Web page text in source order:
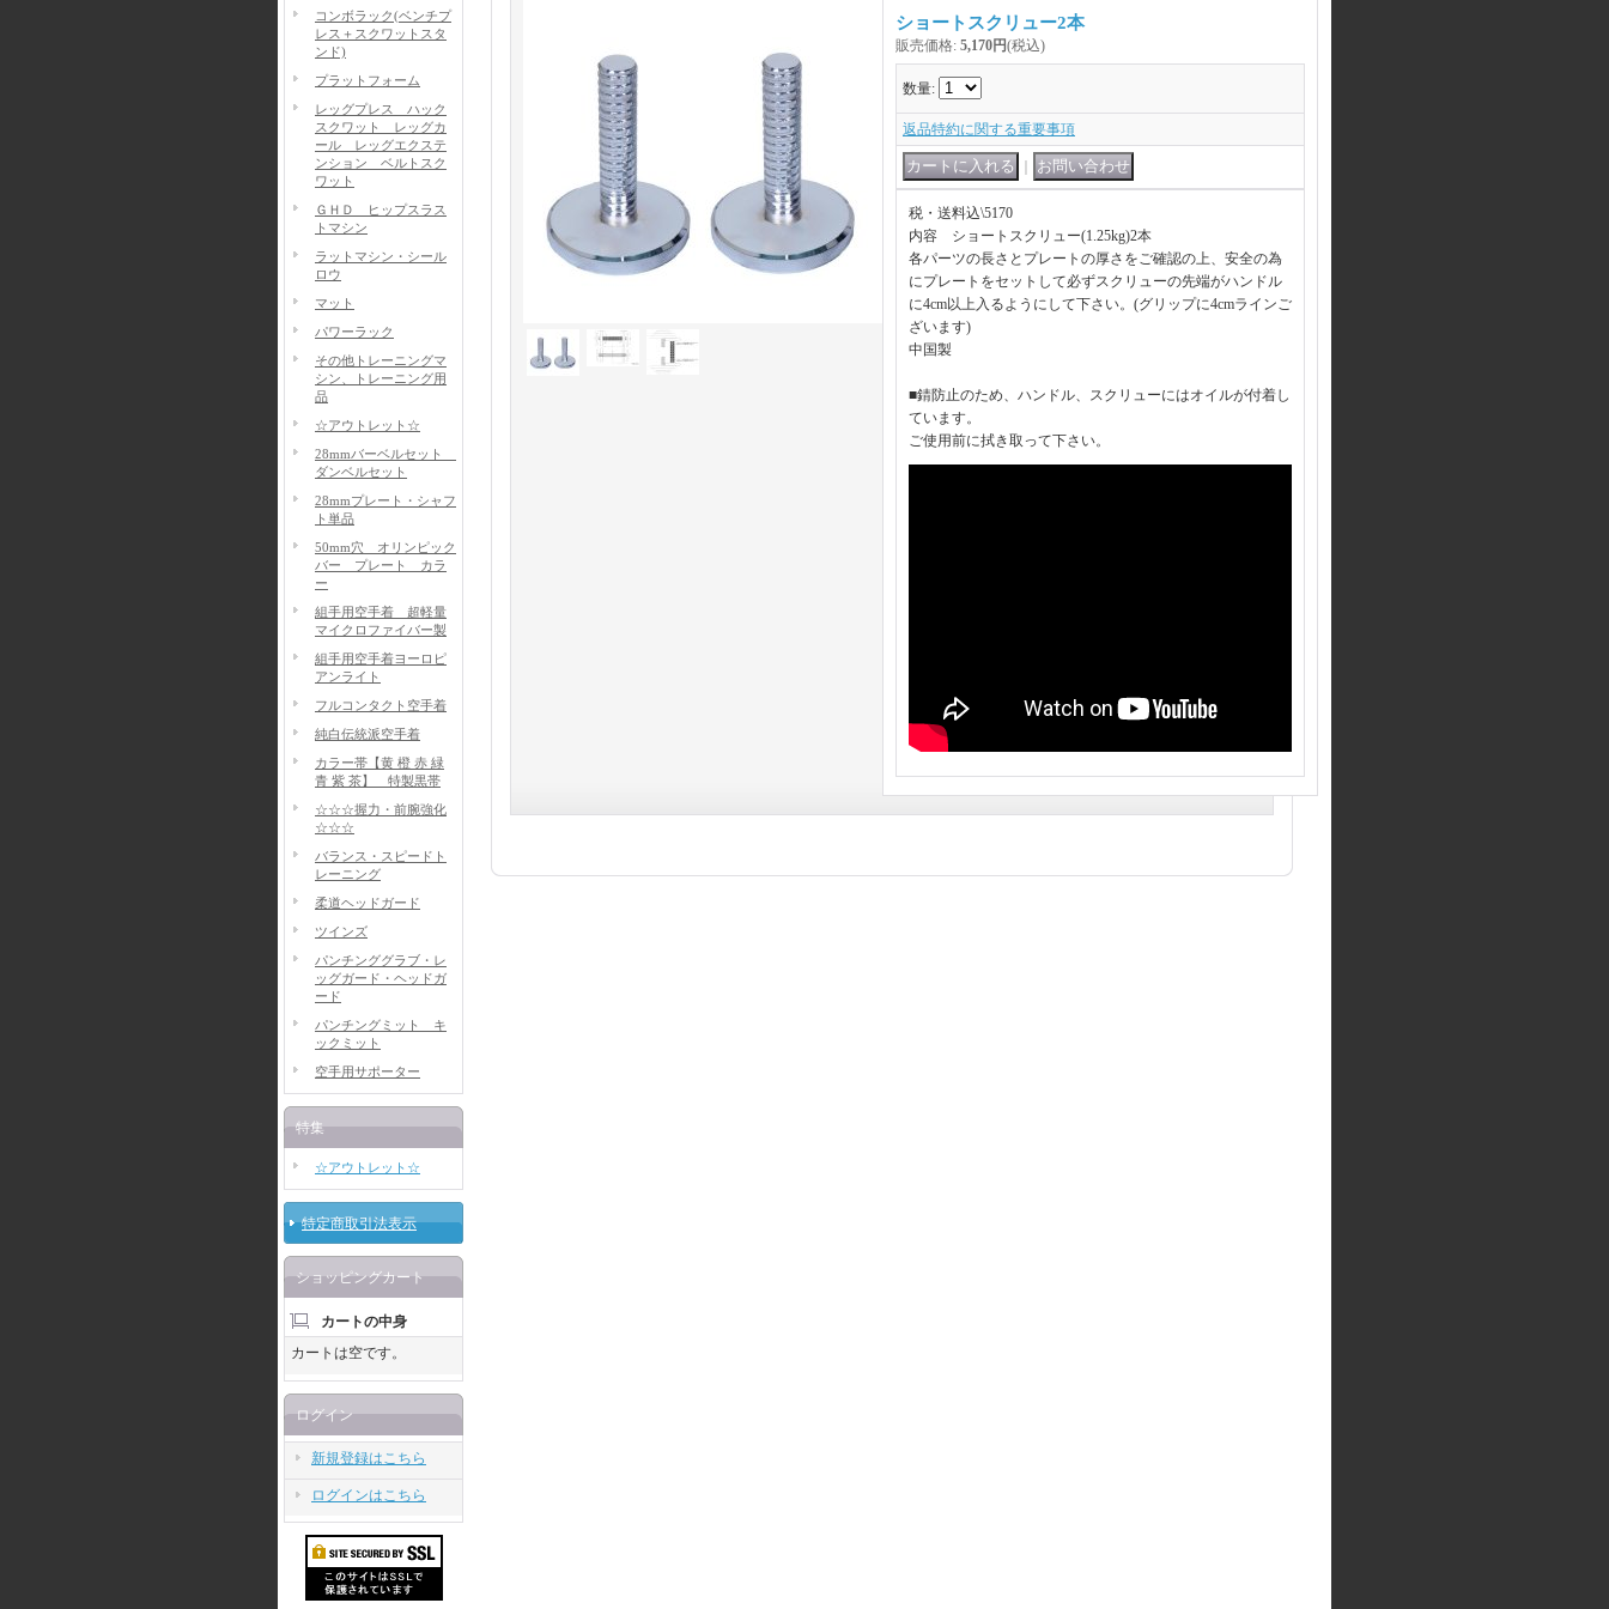
コンボラック(ベンチプ
レス＋スクワットスタ
ンド)
プラットフォーム
レッグプレス ハック
スクワット レッグカ
ール レッグエクステ
ンション ベルトスク
ワット
ＧＨＤ ヒップスラス
トマシン
ラットマシン・シール
ロウ
マット
パワーラック
その他トレーニングマ
シン、トレーニング用
品
☆アウトレット☆
28mmバーベルセット
ダンベルセット
28mmプレート・シャフ
ト単品
50mm穴 オリンピック
バー プレート カラ
ー
組手用空手着 超軽量
マイクロファイバー製
組手用空手着ヨーロピ
アンライト
フルコンタクト空手着
純白伝統派空手着
カラー帯【黄 橙 赤 緑
青 紫 茶】 特製黒帯
☆☆☆握力・前腕強化
☆☆☆
バランス・スピードト
レーニング
柔道ヘッドガード
ツインズ
パンチンググラブ・レ
ッグガード・ヘッドガ
ード
パンチングミット キ
ックミット
空手用サポーター
特集
☆アウトレット☆
特定商取引法表示
ショッピングカート
カートの中身
カートは空です。
ログイン
新規登録はこちら
ログインはこちら
ショートスクリュー2本
販売価格: 5,170円(税込)
数量:
返品特約に関する重要事項
税・送料込\5170
内容 ショートスクリュー(1.25kg)2本
各パーツの長さとプレートの厚さをご確認の上、安全の為
にプレートをセットして必ずスクリューの先端がハンドル
に4cm以上入るようにして下さい。(グリップに4cmラインご
ざいます)
中国製
■錆防止のため、ハンドル、スクリューにはオイルが付着し
ています。
ご使用前に拭き取って下さい。